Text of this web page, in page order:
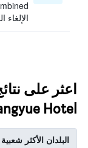
الإلغاء
Hotel
البلدان الأكثر شعبية